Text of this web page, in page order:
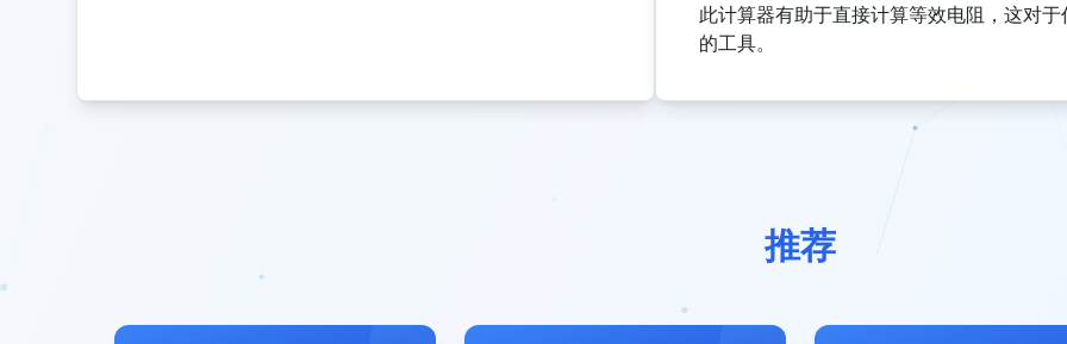
此计算器有助于直接计算等效电阻，这对
的工具。
推荐